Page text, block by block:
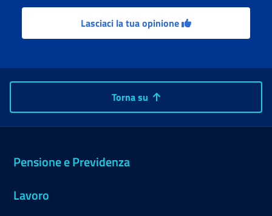
Lasciaci la tua opinione
Torna su
Pensione e Previdenza
Lavoro